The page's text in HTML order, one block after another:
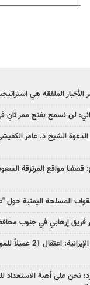
الأخبار الملفقة هي
لن نسمح بفتح ممر ثانٍ
الشيخ د. عامر
مواقع المرتزقة
المسلحة اليمنية حول
فريق إرهابي في جنوب
نحن على أهبة الاستعداد